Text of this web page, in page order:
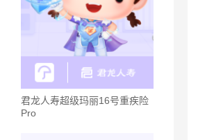
君龙人寿超级玛丽16号重疾险
Pro